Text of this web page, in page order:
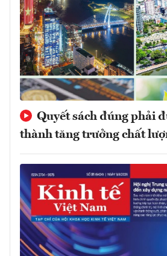
Quyết sách đúng phải
thành tăng trưởng chất